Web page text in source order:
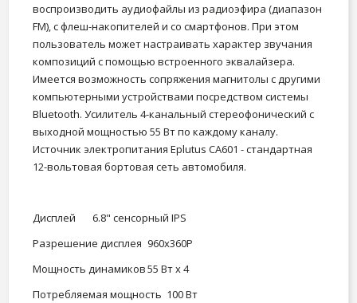
воспроизводить аудиофайлы из радиоэфира (диапазон
FM), с флеш-накопителей и со смартфонов. При этом
пользователь может настраивать характер звучания
композиций с помощью встроенного эквалайзера.
Имеется возможность сопряжения магнитолы с другими
компьютерными устройствами посредством системы
Bluetooth. Усилитель 4-канальный стереофонический с
выходной мощностью 55 Вт по каждому каналу.
Источник электропитания Eplutus CA601 - стандартная
12-вольтовая бортовая сеть автомобиля.
Дисплей
6.8" сенсорный IPS
Разрешение дисплея 960х360Р
Мощность динамиков55 Вт х 4
Потребляемая мощность 100 Вт